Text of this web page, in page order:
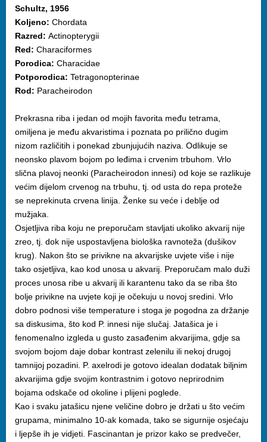
Schultz, 1956
Koljeno: Chordata
Razred: Actinopterygii
Red: Characiformes
Porodica: Characidae
Potporodica: Tetragonopterinae
Rod: Paracheirodon
Prekrasna riba i jedan od mojih favorita među tetrama,
omiljena je među akvaristima i poznata po prilično dugim
nizom različitih i ponekad zbunjujućih naziva. Odlikuje se
neonsko plavom bojom po leđima i crvenim trbuhom. Vrlo
slična plavoj neonki (Paracheirodon innesi) od koje se razlikuje
većim dijelom crvenog na trbuhu, tj. od usta do repa proteže
se neprekinuta crvena linija. Ženke su veće i deblje od
mužjaka.
Osjetljiva riba koju ne preporučam stavljati ukoliko akvarij nije
zreo, tj. dok nije uspostavljena biološka ravnoteža (dušikov
krug). Nakon što se privikne na akvarijske uvjete više i nije
tako osjetljiva, kao kod unosa u akvarij. Preporučam malo duži
proces unosa ribe u akvarij ili karantenu tako da se riba što
bolje privikne na uvjete koji je očekuju u novoj sredini. Vrlo
dobro podnosi više temperature i stoga je pogodna za držanje
sa diskusima, što kod P. innesi nije slučaj. Jatašica je i
fenomenalno izgleda u gusto zasađenim akvarijima, gdje sa
svojom bojom daje dobar kontrast zelenilu ili nekoj drugoj
tamnijoj pozadini. P. axelrodi je gotovo idealan dodatak biljnim
akvarijima gdje svojim kontrastnim i gotovo neprirodnim
bojama odskače od okoline i plijeni poglede.
Kao i svaku jatašicu njene veličine dobro je držati u što većim
grupama, minimalno 10-ak komada, tako se sigurnije osjećaju
i ljepše ih je vidjeti. Fascinantan je prizor kako se predvečer,